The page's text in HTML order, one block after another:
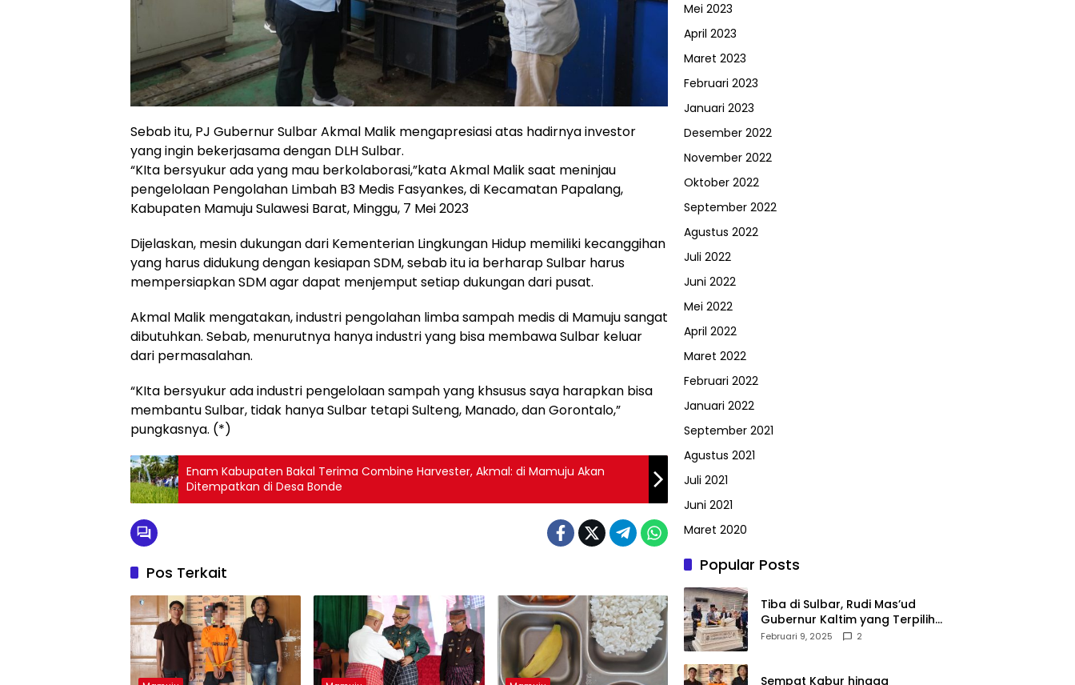
Sebab itu, PJ Gubernur Sulbar Akmal Malik mengapresiasi atas hadirnya investor
yang ingin bekerjasama dengan DLH Sulbar.
“KIta bersyukur ada yang mau berkolaborasi,”kata Akmal Malik saat meninjau
pengelolaan Pengolahan Limbah B3 Medis Fasyankes, di Kecamatan Papalang,
Kabupaten Mamuju Sulawesi Barat, Minggu, 7 Mei 2023
Dijelaskan, mesin dukungan dari Kementerian Lingkungan Hidup memiliki kecanggihan
yang harus didukung dengan kesiapan SDM, sebab itu ia berharap Sulbar harus
mempersiapkan SDM agar dapat menjemput setiap dukungan dari pusat.
Akmal Malik mengatakan, industri pengolahan limba sampah medis di Mamuju sangat
dibutuhkan. Sebab, menurutnya hanya industri yang bisa membawa Sulbar keluar
dari permasalahan.
“KIta bersyukur ada industri pengelolaan sampah yang khsusus saya harapkan bisa
membantu Sulbar, tidak hanya Sulbar tetapi Sulteng, Manado, dan Gorontalo,”
pungkasnya. (*)
Enam Kabupaten Bakal Terima Combine Harvester, Akmal: di Mamuju Akan
Ditempatkan di Desa Bonde
Pos Terkait
Mei 2023
April 2023
Maret 2023
Februari 2023
Januari 2023
Desember 2022
November 2022
Oktober 2022
September 2022
Agustus 2022
Juli 2022
Juni 2022
Mei 2022
April 2022
Maret 2022
Februari 2022
Januari 2022
September 2021
Agustus 2021
Juli 2021
Juni 2021
Maret 2020
Popular Posts
Tiba di Sulbar, Rudi Mas’ud
Gubernur Kaltim yang Terpilih
Disambut Meriah Ratusan
Februari 9, 2025 2
Sempat Kabur hingga